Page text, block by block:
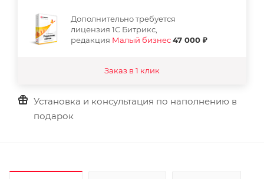
Дополнительно требуется
лицензия 1С Битрикс,
редакция Малый бизнес47 000 ₽
Заказ в 1 клик
Установка и консультация по наполнению в
подарок